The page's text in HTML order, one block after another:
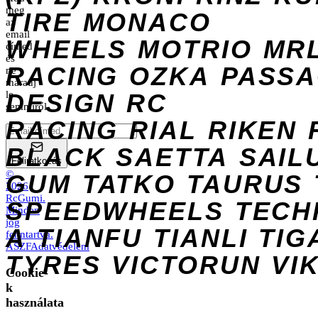
TIRE MONACO
WHEELS MOTRIO
RACING OZKA
DESIGN RC
RACING RIAL RIKEN
BLACK SAETTA
GUM TATKO TAURUS
SPEEDWHEELS
A TIANFU TIANLI
TYRES VICTORUN
meg
az
email
címed
és
ne
maradj
le
semmiről.
Feliratkozás
©
2026
RcGumi.
Minden
jog
fenntartva.
ÁSZFAdatvédelem
Cookie-
k
használata